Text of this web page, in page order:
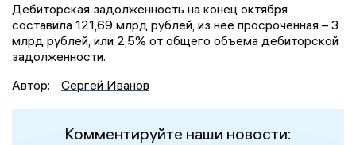
Дебиторская задолженность на конец октября
составила 121,69 млрд рублей, из неё просроченная – 3
млрд рублей, или 2,5% от общего объема дебиторской
задолженности.
Автор:
Сергей Иванов
Комментируйте наши новости: